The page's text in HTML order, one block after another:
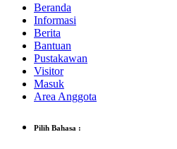
Beranda
Informasi
Berita
Bantuan
Pustakawan
Visitor
Masuk
Area Anggota
Pilih Bahasa :